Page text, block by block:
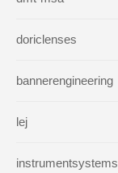
doriclenses
bannerengineering
lej
instrumentsystems